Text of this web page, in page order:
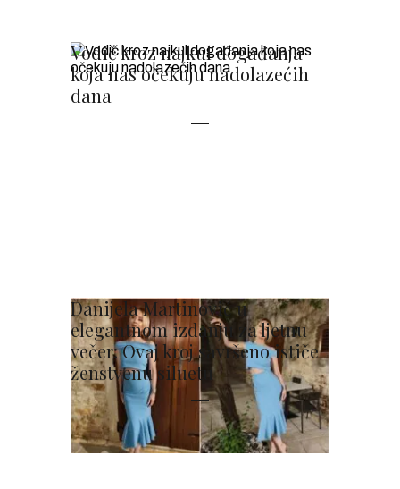
Vodič kroz najkul događanja
koja nas očekuju nadolazećih
dana
Danijela Martinović u
elegantnom izdanju za ljetnu
večer: Ovaj kroj savršeno ističe
ženstvenu siluetu